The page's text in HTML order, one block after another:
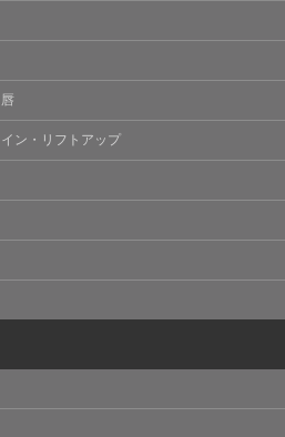
、医療サービスの提供、医療関
め
関する他の医療機関、検査機関
ため
した医療サービス・販売する医
様へのアンケートの送受信及び
ため
たアクセス履歴、閲覧記録等に
嗜好を分析した情報を使用して
況の分析及び症例研究のため
ン・リフトアップ